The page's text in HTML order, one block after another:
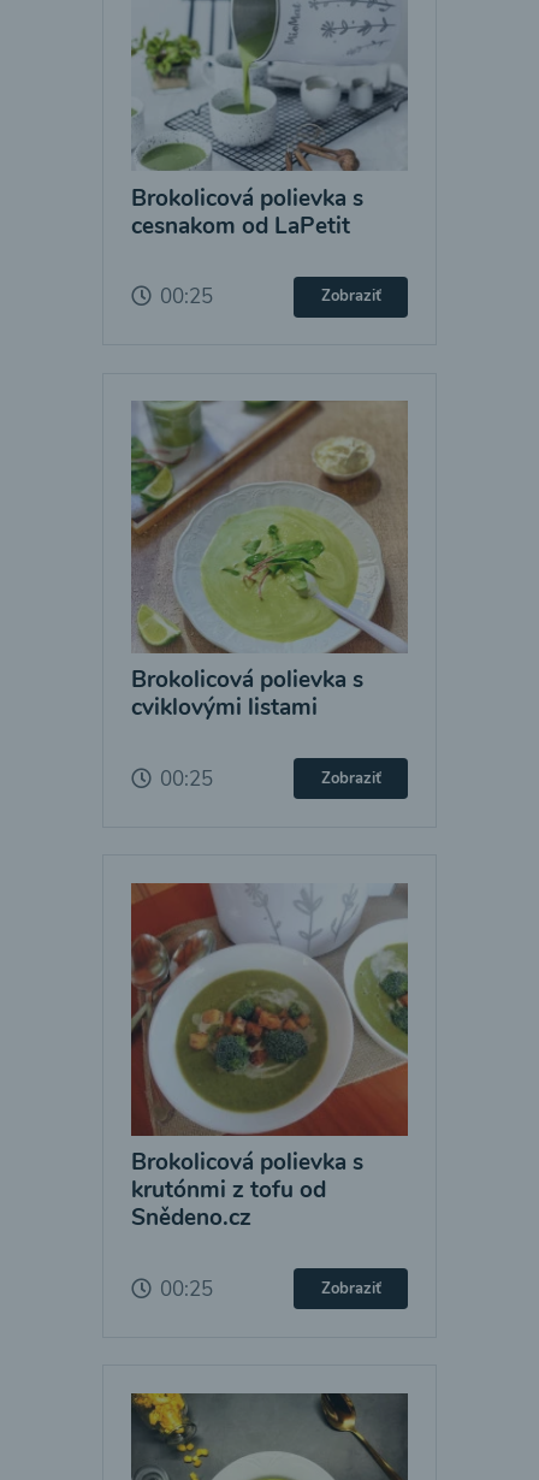
Brokolicová polievka s
cesnakom od LaPetit
00:25 Zobraziť
Brokolicová polievka s
cviklovými listami
00:25 Zobraziť
Brokolicová polievka s
krutónmi z tofu od
Snědeno.cz
00:25 Zobraziť